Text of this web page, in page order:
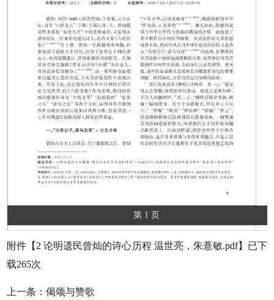
第 1 页
附件【 2 论明遗民曾灿的诗心历程 温世亮，朱薏敏.pdf】已下
载265次
上一条：偈颂与赞歌